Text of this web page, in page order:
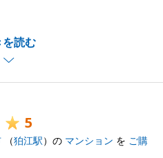
を読む
の依頼事項に迅速にご対応
てのお取引であったと感
いましたら、お気軽にご連
5
（狛江駅）の マンション を ご購